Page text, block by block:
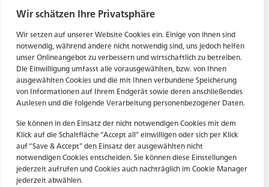
Wir schätzen Ihre Privatsphäre
Wir setzen auf unserer Website Cookies ein. Einige von ihnen sind
notwendig, während andere nicht notwendig sind, uns jedoch helfen
unser Onlineangebot zu verbessern und wirtschaftlich zu betreiben.
Die Einwilligung umfasst alle vorausgewählten, bzw. von Ihnen
ausgewählten Cookies und die mit Ihnen verbundene Speicherung
von Informationen auf Ihrem Endgerät sowie deren anschließendes
Auslesen und die folgende Verarbeitung personenbezogener Daten.
Sie können in den Einsatz der nicht notwendigen Cookies mit dem
Klick auf die Schaltfläche “Accept all” einwilligen oder sich per Klick
auf “Save & Accept” den Einsatz der ausgewählten nicht
notwendigen Cookies entscheiden. Sie können diese Einstellungen
jederzeit aufrufen und Cookies auch nachträglich im Cookie Manager
jederzeit abwählen.
74072 Heilbronn
→ Anfahrtsplan Heilbronn
Datenschutzerklärung
Impressum
Tel. Zentrale: +49 (69) 27273681
E-Mail: kontakt@forwerts.com
FFM – Friedensstraße 11
60311 Frankfurt am Main
→ Anfahrtsplan Frankfurt
HN – Gymnasiumstraße 35
74072 Heilbronn
→ Anfahrtsplan Heilbronn
Datenschutzerklärung
Impressum